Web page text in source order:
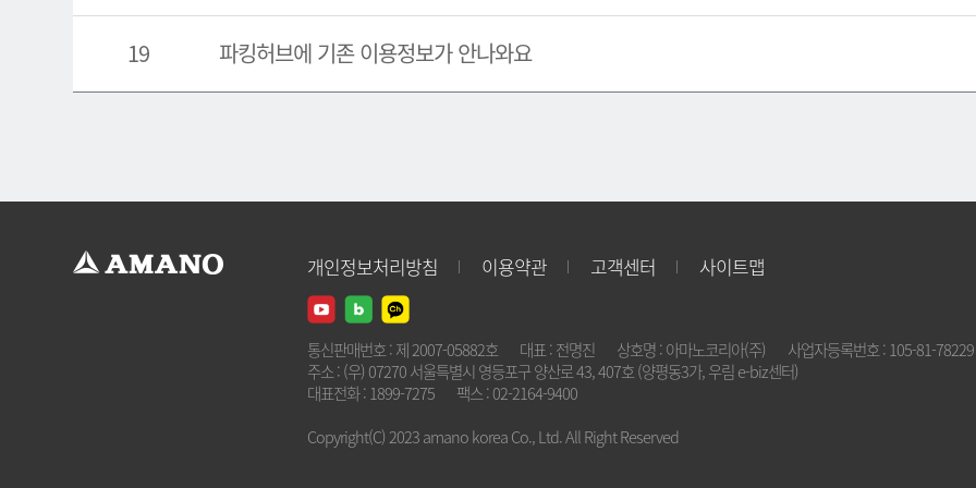
19 파킹허브에 기존 이용정보가 안나와요
개인정보처리방침 이용약관 고객센터 사이트맵
통신판매번호 : 제 2007-05882호 대표 : 전명진 상호명 : 아마노코리아(주)
사업자등록번호 : 105-81-78229
주소 : (우) 07270 서울특별시 영등포구 양산로 43, 407호 (양평동3가, 우림 e-biz센터)
대표전화 : 1899-7275
팩스 : 02-2164-9400
Copyright(C) 2023 amano korea Co., Ltd. All Right Reserved